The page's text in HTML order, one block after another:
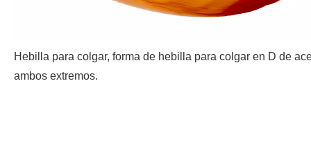
Hebilla para colgar, forma de hebilla para colgar en D de
ambos extremos.